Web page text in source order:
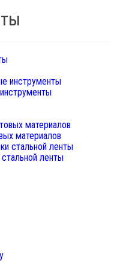
материалов
ленты